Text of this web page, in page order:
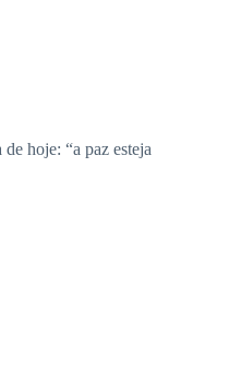
hoje: “a paz esteja